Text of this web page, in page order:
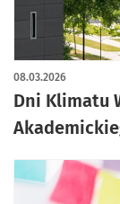
Dni Klimatu
08.03.2026